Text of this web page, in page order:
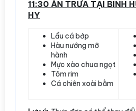
11:30 ĂN TRƯA TẠI BÌNH
HY
Lẩu cá bớp
Hàu nướng mỡ
hành
Mực xào chua ngọt
Tôm rim
Cá chiên xoài bằm